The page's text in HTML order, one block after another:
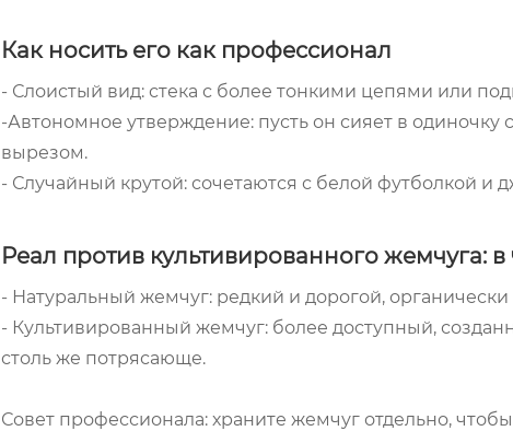
Как носить его как профессионал
- Слоистый вид: стека с более тонкими цепями или
-Автономное утверждение: пусть он сияет в
вырезом.
- Случайный крутой: сочетаются с белой футболкой
Реал против культивированного жемчуга:
- Натуральный жемчуг: редкий и дорогой,
- Культивированный жемчуг: более доступный,
столь же потрясающе.
Совет профессионала: храните жемчуг отдельно,